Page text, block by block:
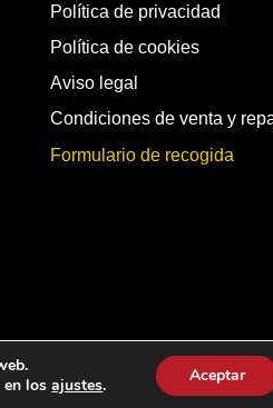
Política de privacidad
Política de cookies
Aviso legal
Condiciones de venta y
Formulario de recogida
en losajustes. Aceptar